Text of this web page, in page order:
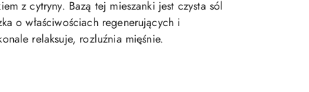
z cytryny. Bazą tej mieszanki jest czysta sól
o właściwościach regenerujących i
relaksuje, rozluźnia mięśnie.